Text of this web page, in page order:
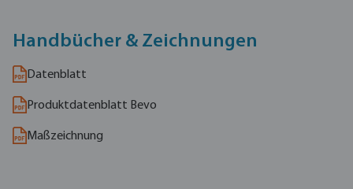
Handbücher & Zeichnungen
Datenblatt
Produktdatenblatt Bevo
Maßzeichnung